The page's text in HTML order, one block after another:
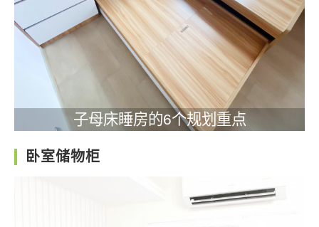
子母床睡房的6个规划重点
卧室储物柜